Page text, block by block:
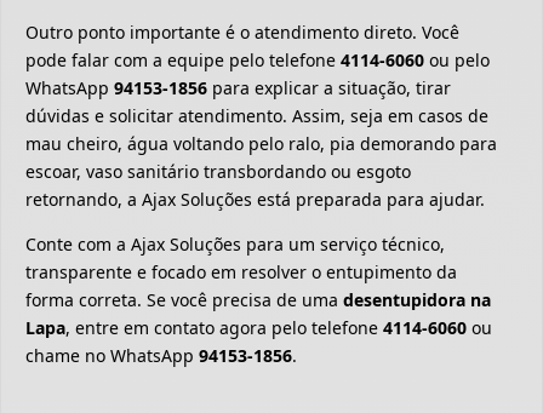
Outro ponto importante é o atendimento direto. Você
pode falar com a equipe pelo telefone 4114-6060 ou pelo
WhatsApp 94153-1856 para explicar a situação, tirar
dúvidas e solicitar atendimento. Assim, seja em casos de
mau cheiro, água voltando pelo ralo, pia demorando para
escoar, vaso sanitário transbordando ou esgoto
retornando, a Ajax Soluções está preparada para ajudar.
Conte com a Ajax Soluções para um serviço técnico,
transparente e focado em resolver o entupimento da
forma correta. Se você precisa de uma desentupidora na
Lapa, entre em contato agora pelo telefone 4114-6060 ou
chame no WhatsApp 94153-1856.